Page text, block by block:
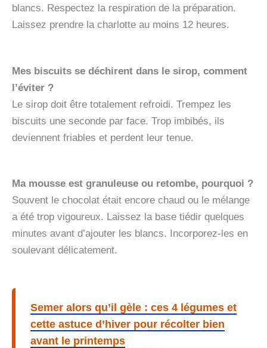
blancs. Respectez la respiration de la préparation.
Laissez prendre la charlotte au moins 12 heures.
Mes biscuits se déchirent dans le sirop, comment
l’éviter ?
Le sirop doit être totalement refroidi. Trempez les
biscuits une seconde par face. Trop imbibés, ils
deviennent friables et perdent leur tenue.
Ma mousse est granuleuse ou retombe, pourquoi ?
Souvent le chocolat était encore chaud ou le mélange
a été trop vigoureux. Laissez la base tiédir quelques
minutes avant d’ajouter les blancs. Incorporez-les en
soulevant délicatement.
Semer alors qu’il gèle : ces 4 légumes et
cette astuce d’hiver pour récolter bien
avant le printemps